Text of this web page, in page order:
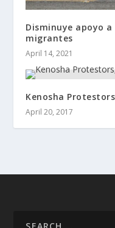
Disminuye apoyo
migrantes
April 14, 2021
Kenosha
April 20, 2017